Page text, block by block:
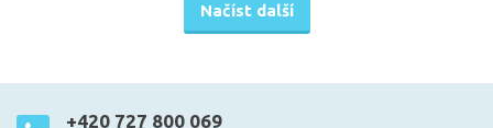
Načíst další
+420 727 800 069